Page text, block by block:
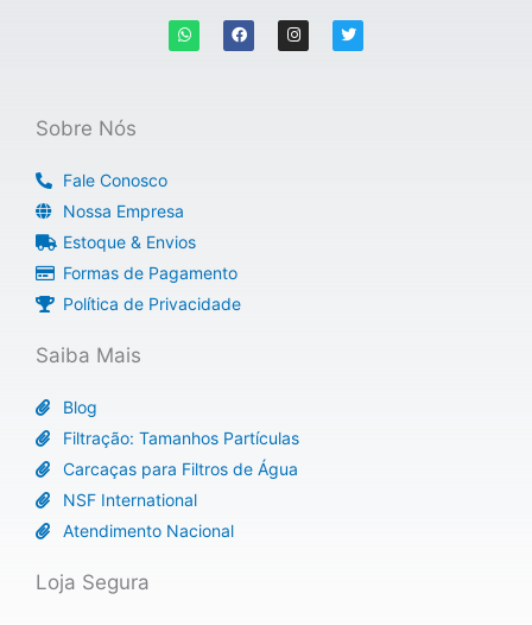
W
h
a
F
a
c
I
n
s
T
w
i
Sobre Nós
Fale Conosco
Nossa Empresa
Estoque & Envios
Formas de Pagamento
Política de Privacidade
Saiba Mais
Blog
Filtração: Tamanhos Partículas
Carcaças para Filtros de Água
NSF International
Atendimento Nacional
Loja Segura